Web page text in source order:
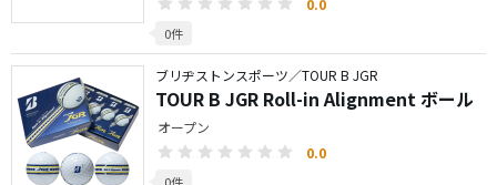
0.0
0件
ブリヂストンスポーツ／TOUR B JGR
TOUR B JGR Roll-in Alignment ボール
オープン
0.0